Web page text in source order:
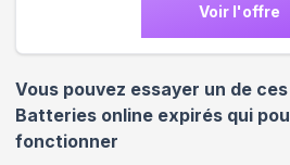
Voir l'offre
Vous pouvez essayer un de
Batteries online expirés qui
fonctionner